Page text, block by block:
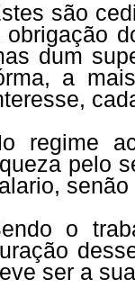
são
obrigação
dum
a
regime
pelo
o
ser a